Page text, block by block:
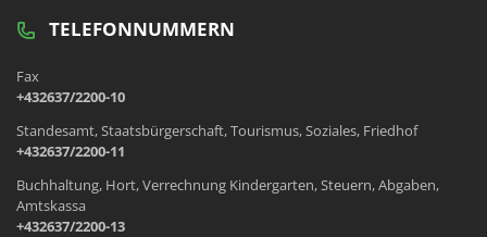
TELEFONNUMMERN
Fax
+432637/2200-10
Standesamt, Staatsbürgerschaft, Tourismus, Soziales, Friedhof
+432637/2200-11
Buchhaltung, Hort, Verrechnung Kindergarten, Steuern, Abgaben,
Amtskassa
+432637/2200-13